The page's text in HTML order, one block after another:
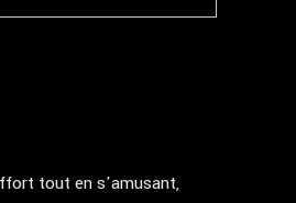
tout en s'amusant,